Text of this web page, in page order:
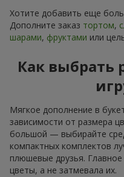
Хотите добавить еще
Дополните заказ тортом,
шарами, фруктами или
Как выбрать
Мягкое дополнение в
зависимости от размера
большой — выбирайте
компактных комплектов
плюшевые друзья.
цветы, а не затмевала их.